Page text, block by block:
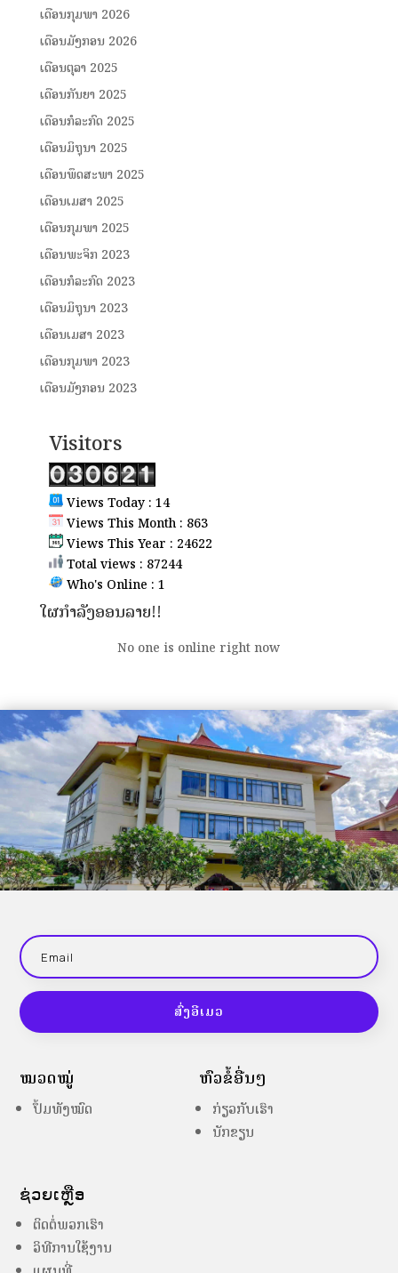
ເດືອນກຸມພາ 2026
ເດືອນມັງກອນ 2026
ເດືອນຕຸລາ 2025
ເດືອນກັນຍາ 2025
ເດືອນກໍລະກົດ 2025
ເດືອນມິຖຸນາ 2025
ເດືອນພຶດສະພາ 2025
ເດືອນເມສາ 2025
ເດືອນກຸມພາ 2025
ເດືອນພະຈິກ 2023
ເດືອນກໍລະກົດ 2023
ເດືອນມິຖຸນາ 2023
ເດືອນເມສາ 2023
ເດືອນກຸມພາ 2023
ເດືອນມັງກອນ 2023
Visitors
Views Today : 14
Views This Month : 863
Views This Year : 24622
Total views : 87244
Who's Online : 1
ໃຜກຳລັງອອນລາຍ!!
No one is online right now
ສົ່ງອີເມວ
ໝວດໝູ່
ປຶ້ມທັງໝົດ
ຫົວຂໍ້ອື່ນໆ
ກ່ຽວກັບເຮົາ
ນັກຂຽນ
ຊ່ວຍເຫຼືອ
ຕິດຕໍ່ພວກເຮົາ
ວິທີການໃຊ້ງານ